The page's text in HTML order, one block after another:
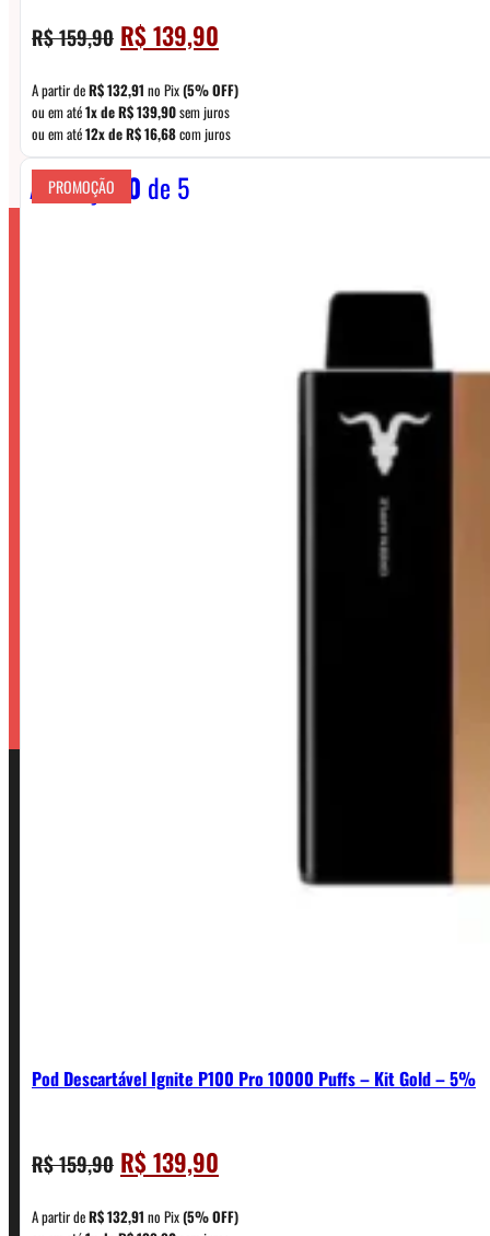
R$159,90 O
preço
original
era:
R$ 159,90.
R$139,90
preço
atual
é:
R$ 139,90.
A partir deR$132,91 no Pix(5% OFF)
ou em até1x deR$139,90sem juros
ou em até12x deR$16,68com juros
Avaliação 0 de 5
PROMOÇÃO
Pod Descartável Ignite P100 Pro 10000 Puffs – Kit Gold – 5%
R$159,90 O
preço
original
R$139,90
preço
atual
A partir deR$132,91 no Pix(5% OFF)
CONTATO